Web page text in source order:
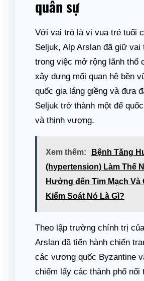
quân sự
Với vai trò là vị vua trẻ tuổi
Seljuk, Alp Arslan đã giữ vai
trong việc mở rộng lãnh thổ
xây dựng mối quan hệ bền
quốc gia láng giềng và đưa
Seljuk trở thành một đế
và thịnh vượng.
Xem thêm:
Bệnh Tăng
(hypertension) Làm Thế
Hưởng đến Tim Mạch Và
Kiểm Soát Nó Là Gì?
Theo lập trường chính trị
Arslan đã tiến hành chiến
các vương quốc Byzantine
chiếm lấy các thành phố nổi